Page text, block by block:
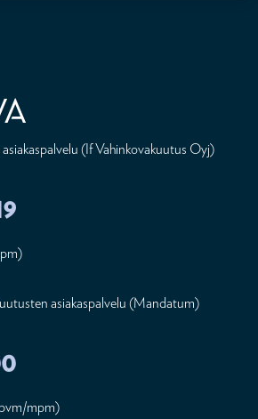
(If Vahinkovakuutus Oyj)
asiakaspalvelu (Mandatum)
mpm)